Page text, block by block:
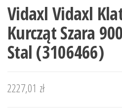
Vidaxl Vidaxl
Kurcząt Szara
Stal (3106466)
2227,01 zł